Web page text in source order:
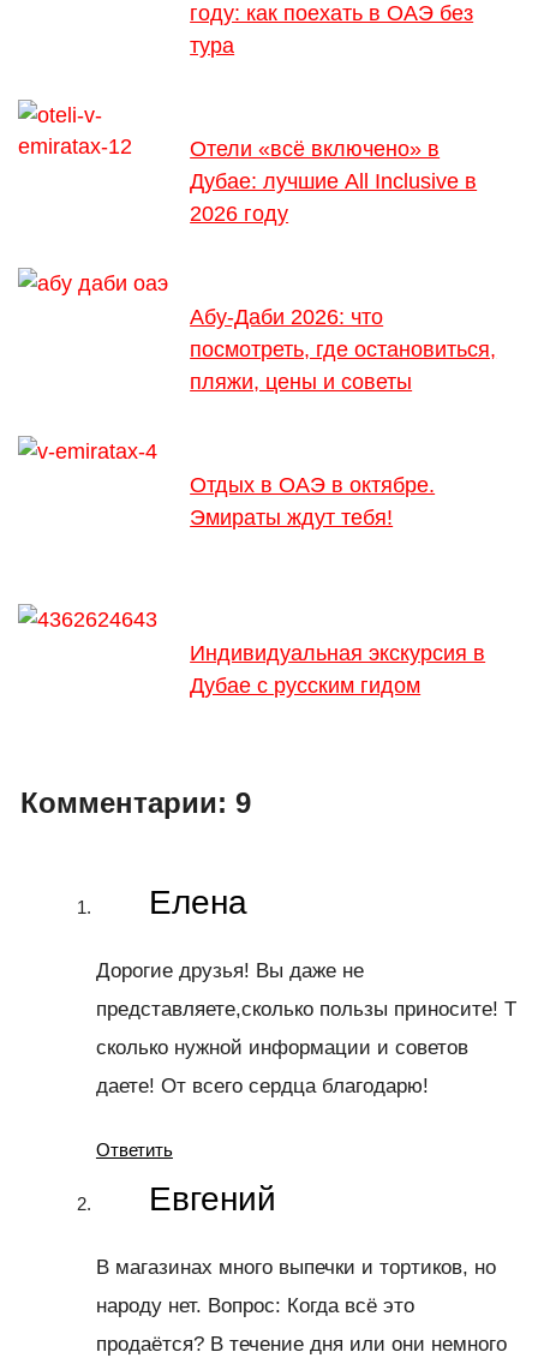
году: как поехать в ОАЭ без
тура
Отели «всё включено» в
Дубае: лучшие All Inclusive в
2026 году
Абу-Даби 2026: что
посмотреть, где остановиться,
пляжи, цены и советы
Отдых в ОАЭ в октябре.
Эмираты ждут тебя!
Индивидуальная экскурсия в
Дубае с русским гидом
Комментарии:9
Елена
Дорогие друзья! Вы даже не
представляете,сколько пользы приносите! Т
сколько нужной информации и советов
даете! От всего сердца благодарю!
Ответить
Евгений
В магазинах много выпечки и тортиков, но
народу нет. Вопрос: Когда всё это
продаётся? В течение дня или они немного